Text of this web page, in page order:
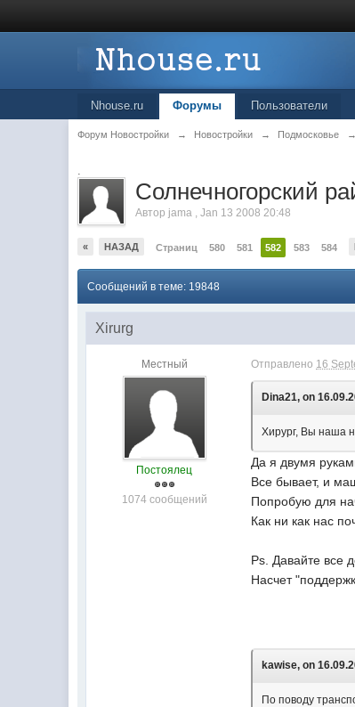
Nhouse.ru Форумы Пользователи
Форум Новостройки → Новостройки → Подмосковье →
.
Cолнечногорский
Автор jama ,Jan 13 2008 20:48
« НАЗАД Страниц 580 581 582 583 584
Сообщений в теме: 19848
Xirurg
Местный
Постоялец
1074 сообщений
Отправлено 16
Dina21, on
Хирург, Вы наша
Да я двумя
Все бывает, и
Попробую для
Как ни как нас
Ps. Давайте все
Насчет
kawise, on
По поводу